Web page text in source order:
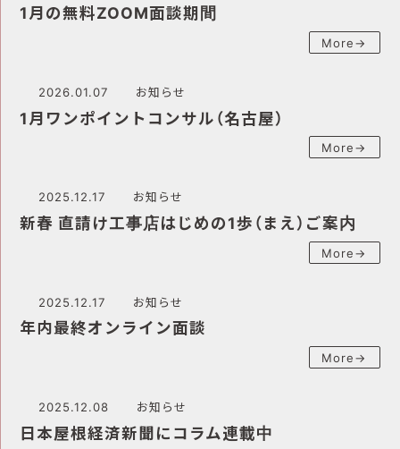
1月の無料ZOOM面談期間
More→
2026.01.07 お知らせ
1月ワンポイントコンサル（名古屋）
More→
2025.12.17 お知らせ
新春 直請け工事店はじめの1歩（まえ）ご案内
More→
2025.12.17 お知らせ
年内最終オンライン面談
More→
2025.12.08 お知らせ
日本屋根経済新聞にコラム連載中